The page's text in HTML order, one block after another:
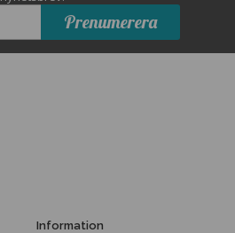
Prenumerera
Information